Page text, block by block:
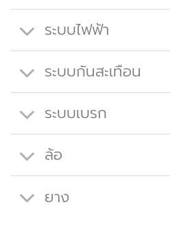
ระบบไฟฟ้า
ระบบกันสะเทือน
ระบบเบรก
ล้อ
ยาง